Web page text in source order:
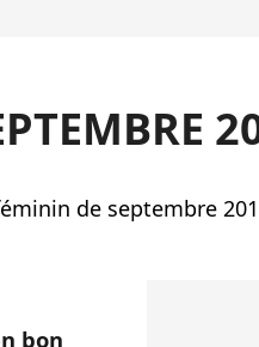
de septembre
bon